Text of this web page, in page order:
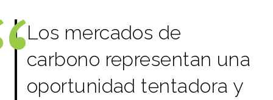
Los mercados de
carbono representan una
oportunidad tentadora y